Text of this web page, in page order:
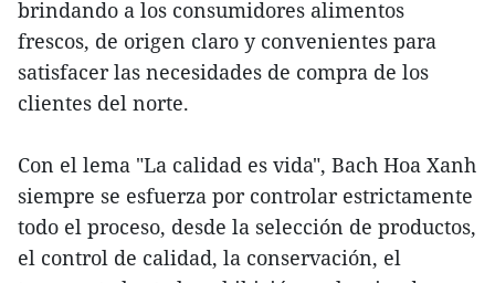
brindando a los consumidores alimentos
frescos, de origen claro y convenientes para
satisfacer las necesidades de compra de los
clientes del norte.
Con el lema "La calidad es vida", Bach Hoa Xanh
siempre se esfuerza por controlar estrictamente
todo el proceso, desde la selección de productos,
el control de calidad, la conservación, el